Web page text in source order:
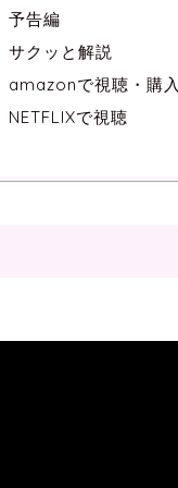
予告編
サクッと解説
amazonで視聴・購入
NETFLIXで視聴